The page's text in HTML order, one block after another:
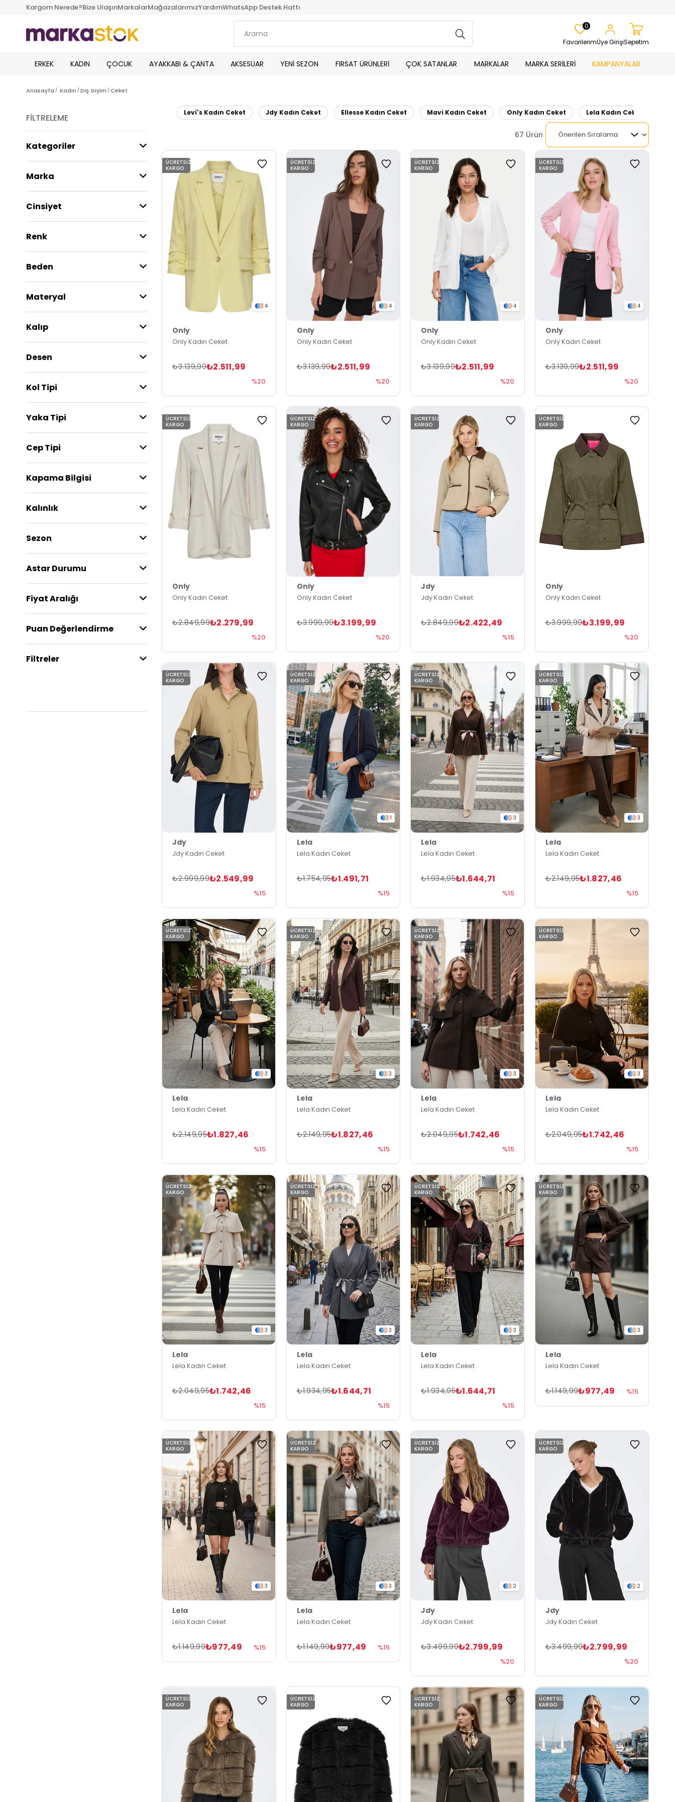
Kargom Nerede?Bize UlaşınMarkalarMağazalarımızYardımWhatsApp Destek Hattı
Favorilerim
0
Üye GirişiSepetim
ERKEK KADIN ÇOCUK AYAKKABI & ÇANTA AKSESUAR YENİ SEZON FIRSAT ÜRÜNLERİ ÇOK SATANLAR MARKALAR MARKA SERİLERİ KAMPANYALAR
Anasayfa Kadın Dış Giyim Ceket
FILTRELEME
Kategoriler
Marka
Cinsiyet
Renk
Beden
Materyal
Kalıp
Desen
Kol Tipi
Yaka Tipi
Cep Tipi
Kapama Bilgisi
Kalınlık
Sezon
Astar Durumu
Fiyat Aralığı
Puan Değerlendirme
Filtreler
Levi's Kadın Ceket Jdy Kadın Ceket Ellesse Kadın Ceket Mavi Kadın Ceket Only Kadın Ceket Lela Kadın Ceket
67 Ürün
4
Only
Only Kadın Ceket
₺2.511,99
₺3.139,99
%20
ÜCRETSIZ
KARGO
4
Only
Only Kadın Ceket
₺2.511,99
₺3.139,99
%20
ÜCRETSIZ
KARGO
4
Only
Only Kadın Ceket
₺2.511,99
₺3.139,99
%20
ÜCRETSIZ
KARGO
4
Only
Only Kadın Ceket
₺2.511,99
₺3.139,99
%20
ÜCRETSIZ
KARGO
Only
Only Kadın Ceket
₺2.279,99
₺2.849,99
%20
ÜCRETSIZ
KARGO
Only
Only Kadın Ceket
₺3.199,99
₺3.999,99
%20
ÜCRETSIZ
KARGO
Jdy
Jdy Kadın Ceket
₺2.422,49
₺2.849,99
%15
ÜCRETSIZ
KARGO
Only
Only Kadın Ceket
₺3.199,99
₺3.999,99
%20
ÜCRETSIZ
KARGO
Jdy
Jdy Kadın Ceket
₺2.549,99
₺2.999,99
%15
ÜCRETSIZ
KARGO
1
Lela
Lela Kadın Ceket
₺1.491,71
₺1.754,95
%15
ÜCRETSIZ
KARGO
3
Lela
Lela Kadın Ceket
₺1.644,71
₺1.934,95
%15
ÜCRETSIZ
KARGO
3
Lela
Lela Kadın Ceket
₺1.827,46
₺2.149,95
%15
ÜCRETSIZ
KARGO
3
Lela
Lela Kadın Ceket
₺1.827,46
₺2.149,95
%15
ÜCRETSIZ
KARGO
3
Lela
Lela Kadın Ceket
₺1.827,46
₺2.149,95
%15
ÜCRETSIZ
KARGO
3
Lela
Lela Kadın Ceket
₺1.742,46
₺2.049,95
%15
ÜCRETSIZ
KARGO
3
Lela
Lela Kadın Ceket
₺1.742,46
₺2.049,95
%15
ÜCRETSIZ
KARGO
3
Lela
Lela Kadın Ceket
₺1.742,46
₺2.049,95
%15
ÜCRETSIZ
KARGO
3
Lela
Lela Kadın Ceket
₺1.644,71
₺1.934,95
%15
ÜCRETSIZ
KARGO
3
Lela
Lela Kadın Ceket
₺1.644,71
₺1.934,95
%15
ÜCRETSIZ
KARGO
3
Lela
Lela Kadın Ceket
₺977,49
₺1.149,99 %15
ÜCRETSIZ
KARGO
3
Lela
Lela Kadın Ceket
₺977,49
₺1.149,99 %15
ÜCRETSIZ
KARGO
3
Lela
Lela Kadın Ceket
₺977,49
₺1.149,99 %15
ÜCRETSIZ
KARGO
2
Jdy
Jdy Kadın Ceket
₺2.799,99
₺3.499,99
%20
ÜCRETSIZ
KARGO
2
Jdy
Jdy Kadın Ceket
₺2.799,99
₺3.499,99
%20
ÜCRETSIZ
KARGO
ÜCRETSIZ
KARGO
ÜCRETSIZ
KARGO
ÜCRETSIZ
KARGO
ÜCRETSIZ
KARGO